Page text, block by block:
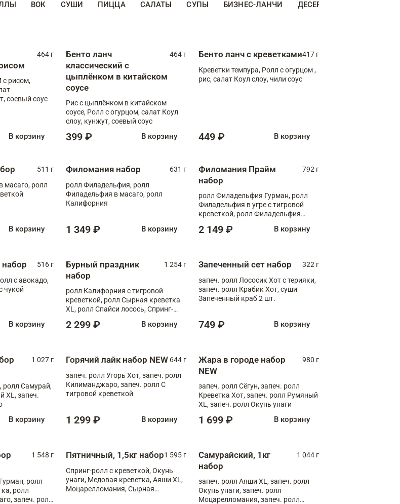
ВОК СУШИ ПИЦЦА САЛАТЫ СУПЫ БИЗНЕС-ЛАНЧИ ДЕСЕРТЫ
464 г
с рисом,
соевый соус
В корзину
Бенто ланч
классический с
цыплёнком в китайском
соусе
464 г
Рис с цыплёнком в китайском
соусе, Ролл с огурцом, салат Коул
слоу, кунжут, соевый соус
399 ₽ В корзину
Бенто ланч с креветками417 г
Креветки темпура, Ролл с огурцом ,
рис, салат Коул слоу, чили соус
449 ₽ В корзину
511 г
масаго, ролл
В корзину
Филомания набор
631 г
ролл Филадельфия, ролл
Филадельфия в масаго, ролл
Калифорния
1 349 ₽ В корзину
Филомания Прайм
набор
792 г
ролл Филадельфия Гурман, ролл
Филадельфия в угре с тигровой
креветкой, ролл Филадельфия
2 149 ₽ В корзину
516 г
с авокадо,
чукой
В корзину
Бурный праздник
набор
1 254 г
ролл Калифорния с тигровой
креветкой, ролл Сырная креветка
XL, ролл Спайси лосось, Спринг-
Медовая креветка
2 299 ₽ В корзину
Запеченный сет набор
322 г
запеч. ролл Лососик Хот с терияки,
запеч. ролл Крабик Хот, суши
Запеченный краб 2 шт.
749 ₽ В корзину
1 027 г
ролл Самурай,
XL, запеч.
В корзину
Горячий лайк набор NEW 644 г
запеч. ролл Угорь Хот, запеч. ролл
Килиманджаро, запеч. ролл С
тигровой креветкой
1 299 ₽ В корзину
Жара в городе набор
NEW
980 г
запеч. ролл Сёгун, запеч. ролл
Креветка Хот, запеч. ролл Румяный
XL, запеч. ролл Окунь унаги
1 699 ₽ В корзину
1 548 г
ролл
ролл
запеч. ролл
Пятничный, 1,5кг набор1 595 г
Спринг-ролл с креветкой, Окунь
унаги, Медовая креветка, Аяши XL,
Моцарелломания, Сырная
Самурайский, 1кг
набор
1 044 г
запеч. ролл Аяши XL, запеч. ролл
Окунь унаги, запеч. ролл
Моцарелломания, запеч. ролл